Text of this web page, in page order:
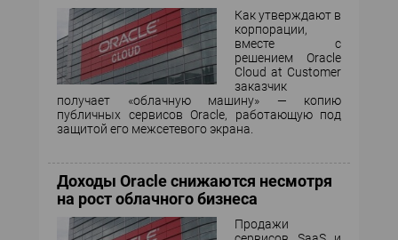
Как утверждают в
корпорации,
вместе с
решением Oracle
Cloud at Customer
заказчик
получает «облачную машину» — копию
публичных сервисов Oracle, работающую под
защитой его межсетевого экрана.
Доходы Oracle снижаются несмотря
на рост облачного бизнеса
Продажи